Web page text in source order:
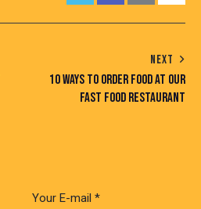
NEXT
10 WAYS TO ORDER FOOD AT OUR
FAST FOOD RESTAURANT